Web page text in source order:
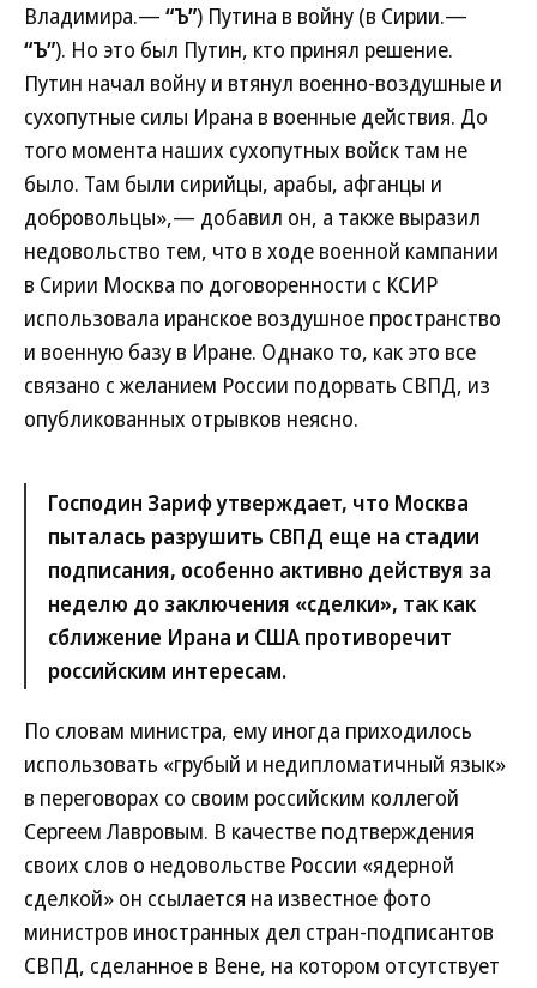
Владимира.— “Ъ”) Путина в войну (в Сирии.—
“Ъ”). Но это был Путин, кто принял решение.
Путин начал войну и втянул военно-воздушные и
сухопутные силы Ирана в военные действия. До
того момента наших сухопутных войск там не
было. Там были сирийцы, арабы, афганцы и
добровольцы»,— добавил он, а также выразил
недовольство тем, что в ходе военной кампании
в Сирии Москва по договоренности с КСИР
использовала иранское воздушное пространство
и военную базу в Иране. Однако то, как это все
связано с желанием России подорвать СВПД, из
опубликованных отрывков неясно.
Господин Зариф утверждает, что Москва
пыталась разрушить СВПД еще на стадии
подписания, особенно активно действуя за
неделю до заключения «сделки», так как
сближение Ирана и США противоречит
российским интересам.
По словам министра, ему иногда приходилось
использовать «грубый и недипломатичный язык»
в переговорах со своим российским коллегой
Сергеем Лавровым. В качестве подтверждения
своих слов о недовольстве России «ядерной
сделкой» он ссылается на известное фото
министров иностранных дел стран-подписантов
СВПД, сделанное в Вене, на котором отсутствует